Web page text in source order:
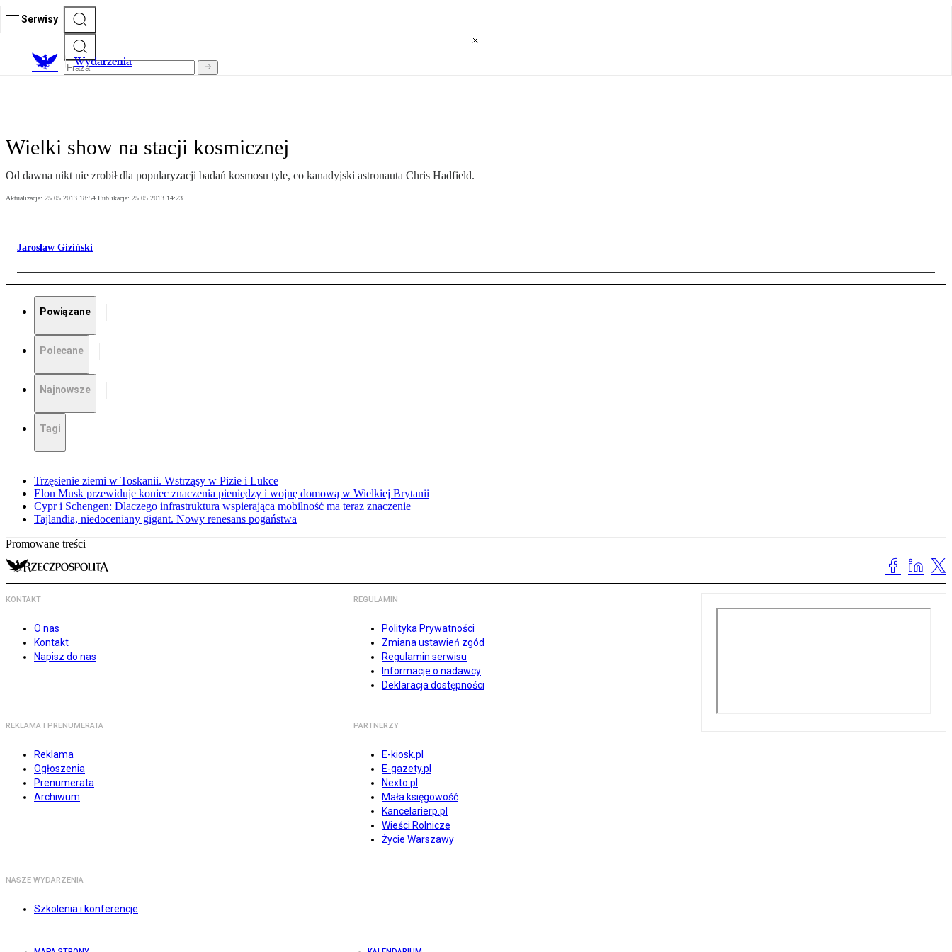
Serwisy
Wydarzenia
Wielki show na stacji kosmicznej
Od dawna nikt nie zrobił dla popularyzacji badań kosmosu tyle, co kanadyjski astronauta Chris Hadfield.
Aktualizacja: 25.05.2013 18:54 Publikacja: 25.05.2013 14:23
Jarosław Giziński
Powiązane
Polecane
Najnowsze
Tagi
Trzęsienie ziemi w Toskanii. Wstrząsy w Pizie i Lukce
Elon Musk przewiduje koniec znaczenia pieniędzy i wojnę domową w Wielkiej Brytanii
Cypr i Schengen: Dlaczego infrastruktura wspierająca mobilność ma teraz znaczenie
Tajlandia, niedoceniany gigant. Nowy renesans pogaństwa
Promowane treści
KONTAKT
O nas
Kontakt
Napisz do nas
REGULAMIN
Polityka Prywatności
Zmiana ustawień zgód
Regulamin serwisu
Informacje o nadawcy
Deklaracja dostępności
REKLAMA I PRENUMERATA
Reklama
Ogłoszenia
Prenumerata
Archiwum
PARTNERZY
E-kiosk.pl
E-gazety.pl
Nexto.pl
Mała księgowość
Kancelarierp.pl
Wieści Rolnicze
Życie Warszawy
NASZE WYDARZENIA
Szkolenia i konferencje